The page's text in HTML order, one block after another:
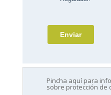
Pincha aquí para
sobre protección de